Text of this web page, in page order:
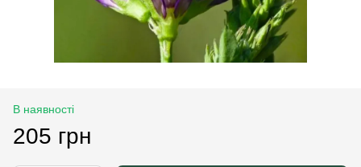
В наявності
205 грн